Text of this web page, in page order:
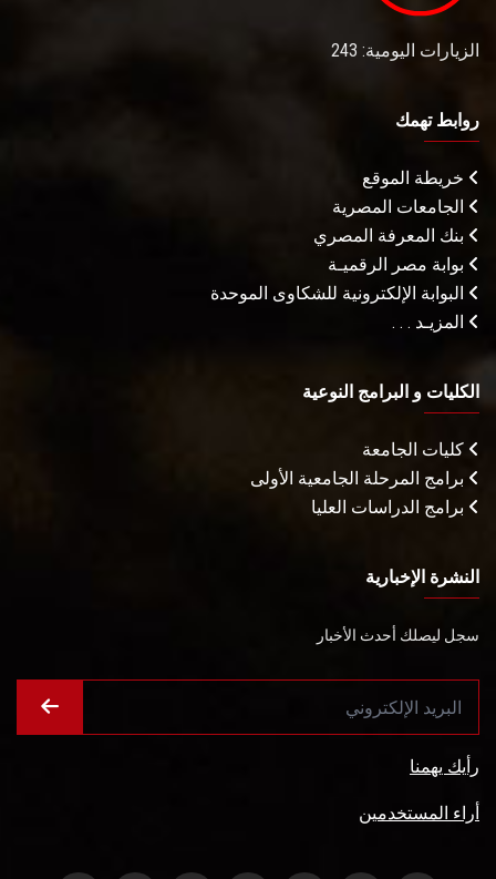
الزيارات اليومية: 243
روابط تهمك
خريطة الموقع
الجامعات المصرية
بنك المعرفة المصري
بوابة مصر الرقميـة
البوابة الإلكترونية للشكاوى الموحدة
المزيـد . . .
الكليات و البرامج النوعية
كليات الجامعة
برامج المرحلة الجامعية الأولى
برامج الدراسات العليا
النشرة الإخبارية
سجل ليصلك أحدث الأخبار
رأيك يهمنا
أراء المستخدمين